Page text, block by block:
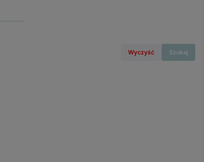
Wyczyść Szukaj